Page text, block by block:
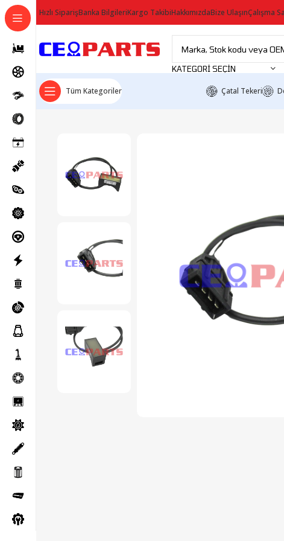
Hızlı SiparişBanka BilgileriKargo TakibiHakkımızdaBize UlaşınÇalışma
KATEGORI SEÇIN
Tüm Kategoriler Çatal Tekeri